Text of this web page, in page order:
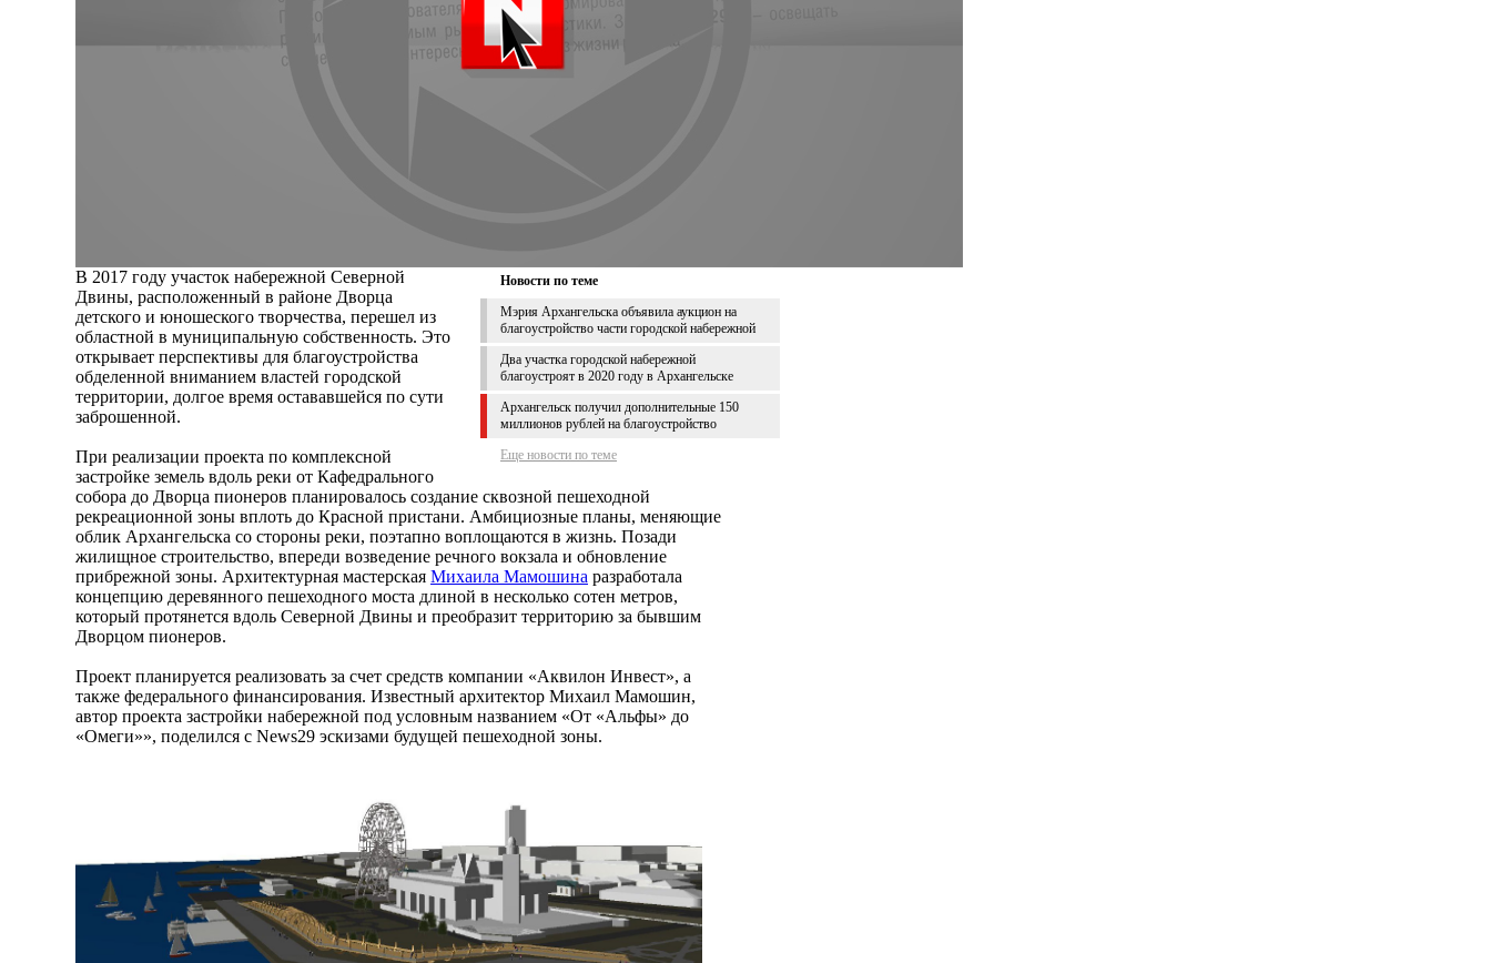
Новости по теме
Мэрия Архангельска объявила аукцион на
благоустройство части городской набережной
Два участка городской набережной
благоустроят в 2020 году в Архангельске
Архангельск получил дополнительные 150
миллионов рублей на благоустройство
Еще новости по теме
В 2017 году участок набережной Северной
Двины, расположенный в районе Дворца
детского и юношеского творчества, перешел из
областной в муниципальную собственность. Это
открывает перспективы для благоустройства
обделенной вниманием властей городской
территории, долгое время остававшейся по сути
заброшенной.
При реализации проекта по комплексной
застройке земель вдоль реки от Кафедрального
собора до Дворца пионеров планировалось создание сквозной пешеходной
рекреационной зоны вплоть до Красной пристани. Амбициозные планы, меняющие
облик Архангельска со стороны реки, поэтапно воплощаются в жизнь. Позади
жилищное строительство, впереди возведение речного вокзала и обновление
прибрежной зоны. Архитектурная мастерская Михаила Мамошина разработала
концепцию деревянного пешеходного моста длиной в несколько сотен метров,
который протянется вдоль Северной Двины и преобразит территорию за бывшим
Дворцом пионеров.
Проект планируется реализовать за счет средств компании «Аквилон Инвест», а
также федерального финансирования. Известный архитектор Михаил Мамошин,
автор проекта застройки набережной под условным названием «От «Альфы» до
«Омеги»», поделился с News29 эскизами будущей пешеходной зоны.